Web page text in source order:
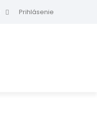
Prihlásenie